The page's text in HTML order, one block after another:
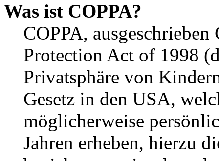
Was ist COPPA?
COPPA,
Protection Act of 1998
Privatsphäre von
Gesetz in den USA,
möglicherweise
Jahren erheben, hierzu